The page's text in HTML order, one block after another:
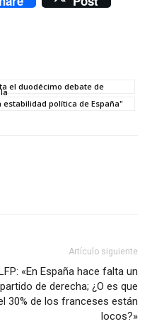
el duodécimo debate de
política de España"
Artículo siguiente
«En España hace falta un
partido de derecha; ¿O es que
30% de los franceses están
locos?»